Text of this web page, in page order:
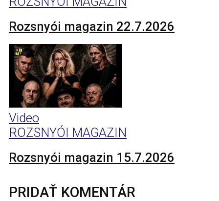
Rozsnyói magazin 22.7.2026
Video
ROZSNYÓI MAGAZIN
Rozsnyói magazin 15.7.2026
PRIDAŤ KOMENTÁR